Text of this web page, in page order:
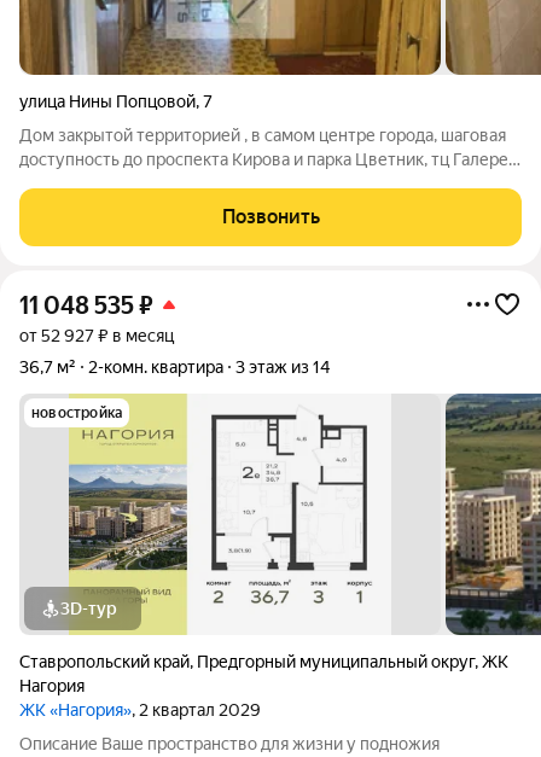
улица Нины Попцовой,7
Дом закрытой территорией , в самом центре города, шаговая
доступность до проспекта Кирова и парка Цветник, тц Галерея
Позвонить
11 048 535₽
от 52 927 ₽ в месяц
36,7 м²
2-комн. квартира 3 этаж из 14
новостройка
3D-тур
Ставропольский край, Предгорный муниципальный округ,ЖК
Нагория
ЖК «Нагория», 2 квартал 2029
Описание Ваше пространство для жизни у подножия